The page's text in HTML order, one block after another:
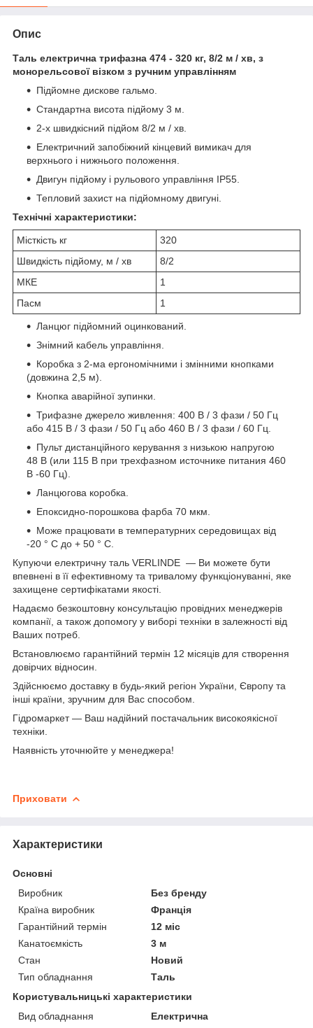
Опис
Таль електрична трифазна 474 - 320 кг, 8/2 м / хв, з
монорельсової візком з ручним управлінням
Підйомне дискове гальмо.
Стандартна висота підйому 3 м.
2-х швидкісний підйом 8/2 м / хв.
Електричний запобіжний кінцевий вимикач для
верхнього і нижнього положення.
Двигун підйому і рульового управління IP55.
Тепловий захист на підйомному двигуні.
Технічні характеристики:
Місткість кг
320
Швидкість підйому, м / хв
8/2
МКЕ
1
Пасм
1
Ланцюг підйомний оцинкований.
Знімний кабель управління.
Коробка з 2-ма ергономічними і змінними кнопками
(довжина 2,5 м).
Кнопка аварійної зупинки.
Трифазне джерело живлення: 400 В / 3 фази / 50 Гц
або 415 В / 3 фази / 50 Гц або 460 В / 3 фази / 60 Гц.
Пульт дистанційного керування з низькою напругою
48 В (или 115 В при трехфазном источнике питания 460
В -60 Гц).
Ланцюгова коробка.
Епоксидно-порошкова фарба 70 мкм.
Може працювати в температурних середовищах від
-20 ° C до + 50 ° C.
Купуючи електричну таль VERLINDE — Ви можете бути
впевнені в її ефективному та тривалому функціонуванні, яке
захищене сертифікатами якості.
Надаємо безкоштовну консультацію провідних менеджерів
компанії, а також допомогу у виборі техніки в залежності від
Ваших потреб.
Встановлюємо гарантійний термін 12 місяців для створення
довірчих відносин.
Здійснюємо доставку в будь-який регіон України, Європу та
інші країни, зручним для Вас способом.
Гідромаркет — Ваш надійний постачальник високоякісної
техніки.
Наявність уточнюйте у менеджера!
Приховати
Характеристики
Основні
Виробник
Без бренду
Країна виробник
Франція
Гарантійний термін
12 міс
Канатоємкість
3 м
Стан
Новий
Тип обладнання
Таль
Користувальницькі характеристики
Вид обладнання
Електрична